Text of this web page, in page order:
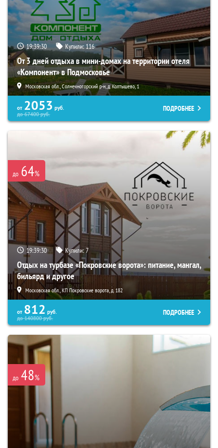
19:39:28 Купили: 116
От 3 дней отдыха в мини-домах на территории отеля
«Компонент» в Подмосковье
Московская обл., Солнечногорский р-н, д. Колтышево, 1
от 2053 руб.
до67400руб.
ПОДРОБНЕЕ
до 64%
19:39:28 Купили:7
Отдых на турбазе «Покровские ворота»: питание, мангал,
бильярд и другое
Московская обл., КП Покровские ворота, д. 182
от 812 руб.
до140800руб.
ПОДРОБНЕЕ
до 48%